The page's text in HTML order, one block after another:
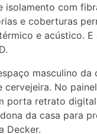
isolamento com
e coberturas
e acústico. E
masculino da
cervejeira. No
porta retrato
da casa para
Decker.